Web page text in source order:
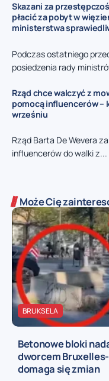
Skazani za
płacić za pobyt w
ministerstwa
Podczas ostatniego
posiedzenia rady
Rząd chce walczyć z
pomocą influencerów –
wrześniu
Rząd Barta De Wevera
influencerów do walki z...
Może Cię
BRUKSELA
Betonowe bloki
dworcem
domaga się zmian